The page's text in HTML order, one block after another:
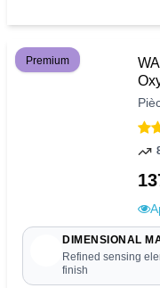
Premium
DIMENSIONAL
Refined sensing
finish